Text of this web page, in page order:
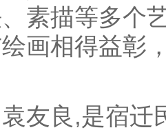
素描等多个
画相得益彰
良,是宿迁